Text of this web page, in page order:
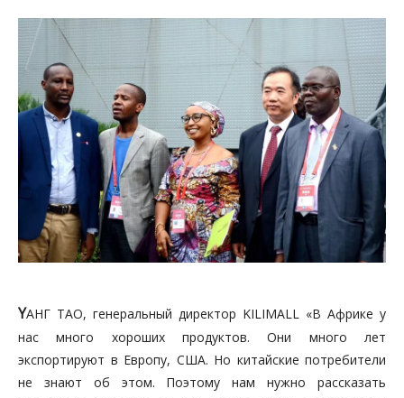
YАНГ ТАО, генеральный директор KILIMALL «В Африке у
нас много хороших продуктов. Они много лет
экспортируют в Европу, США. Но китайские потребители
не знают об этом. Поэтому нам нужно рассказать